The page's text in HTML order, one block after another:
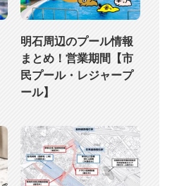
明石周辺のプール情報
まとめ！営業期間【市
民プール・レジャープ
ール】